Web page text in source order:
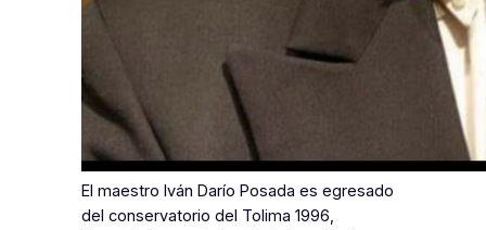
El maestro Iván Darío Posada es egresado
del conservatorio del Tolima 1996,